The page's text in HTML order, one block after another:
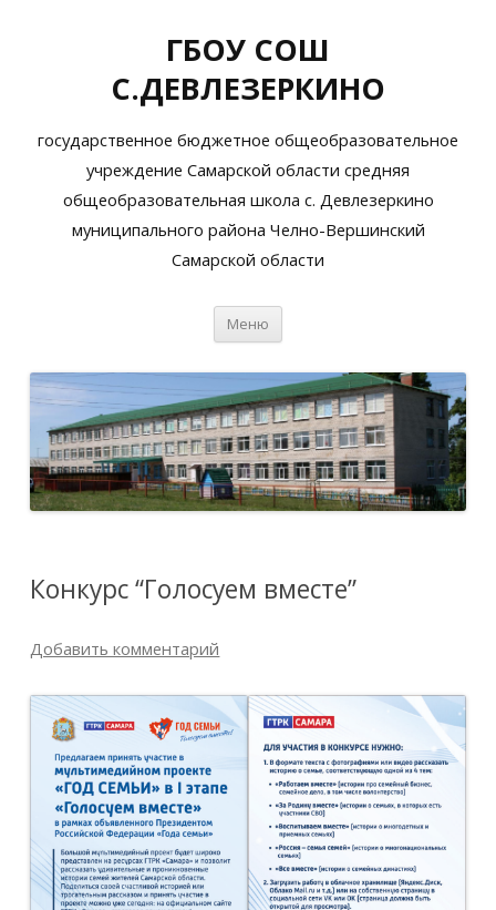
ГБОУ СОШ
С.ДЕВЛЕЗЕРКИНО
государственное бюджетное общеобразовательное
учреждение Самарской области средняя
общеобразовательная школа с. Девлезеркино
муниципального района Челно-Вершинский
Самарской области
Меню
Конкурс “Голосуем вместе”
Добавить комментарий